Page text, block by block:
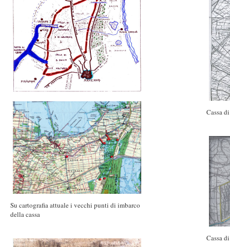
Su cartografia attuale i vecchi punti di imbarco
della cassa
Cassa
Cassa